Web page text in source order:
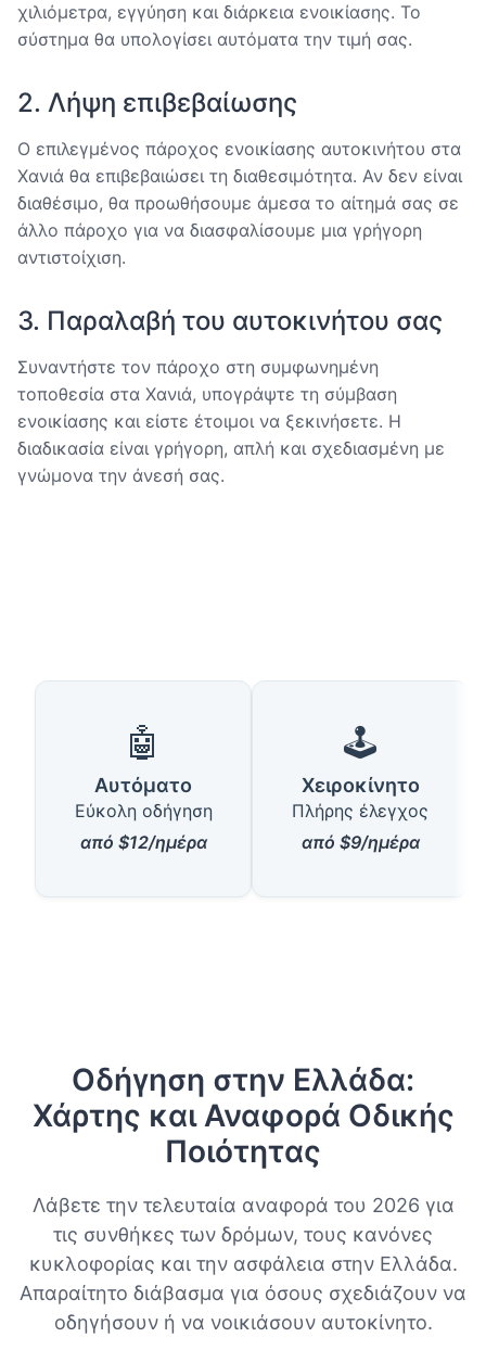
χιλιόμετρα, εγγύηση και διάρκεια ενοικίασης. Το
σύστημα θα υπολογίσει αυτόματα την τιμή σας.
2. Λήψη επιβεβαίωσης
Ο επιλεγμένος πάροχος ενοικίασης αυτοκινήτου στα
Χανιά θα επιβεβαιώσει τη διαθεσιμότητα. Αν δεν είναι
διαθέσιμο, θα προωθήσουμε άμεσα το αίτημά σας σε
άλλο πάροχο για να διασφαλίσουμε μια γρήγορη
αντιστοίχιση.
3. Παραλαβή του αυτοκινήτου σας
Συναντήστε τον πάροχο στη συμφωνημένη
τοποθεσία στα Χανιά, υπογράψτε τη σύμβαση
ενοικίασης και είστε έτοιμοι να ξεκινήσετε. Η
διαδικασία είναι γρήγορη, απλή και σχεδιασμένη με
γνώμονα την άνεσή σας.
🤖
Αυτόματο
Εύκολη οδήγηση
από $12/ημέρα
🕹️
Χειροκίνητο
Πλήρης έλεγχος
από $9/ημέρα
Οδήγηση στην Ελλάδα:
Χάρτης και Αναφορά Οδικής
Ποιότητας
Λάβετε την τελευταία αναφορά του 2026 για
τις συνθήκες των δρόμων, τους κανόνες
κυκλοφορίας και την ασφάλεια στην Ελλάδα.
Απαραίτητο διάβασμα για όσους σχεδιάζουν να
οδηγήσουν ή να νοικιάσουν αυτοκίνητο.